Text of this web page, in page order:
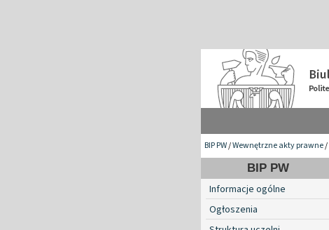
BIP PW/Wewnętrzne akty prawne/
BIP PW
Informacje ogólne
Ogłoszenia